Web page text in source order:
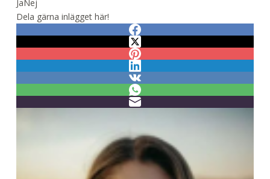
JaNej
Dela gärna inlägget här!